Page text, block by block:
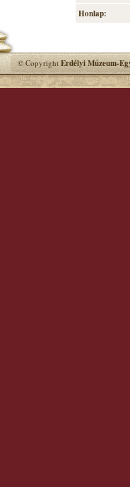
Honlap:
© CopyrightErdélyi Múzeum-